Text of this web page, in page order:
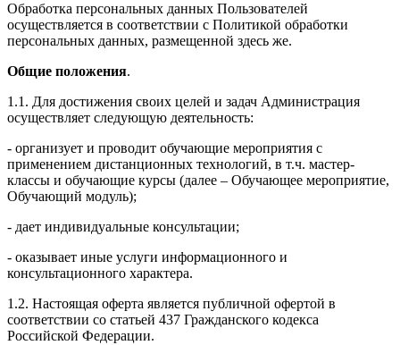
Обработка персональных данных Пользователей
осуществляется в соответствии с Политикой обработки
персональных данных, размещенной здесь же.
Общие положения.
1.1. Для достижения своих целей и задач Администрация
осуществляет следующую деятельность:
- организует и проводит обучающие мероприятия с
применением дистанционных технологий, в т.ч. мастер-
классы и обучающие курсы (далее – Обучающее мероприятие,
Обучающий модуль);
- дает индивидуальные консультации;
- оказывает иные услуги информационного и
консультационного характера.
1.2. Настоящая оферта является публичной офертой в
соответствии со статьей 437 Гражданского кодекса
Российской Федерации.